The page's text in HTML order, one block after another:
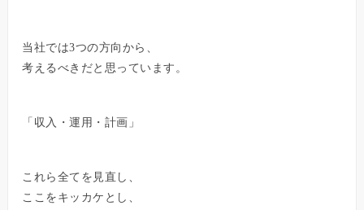
当社では3つの方向から、
考えるべきだと思っています。
「収入・運用・計画」
これら全てを見直し、
ここをキッカケとし、